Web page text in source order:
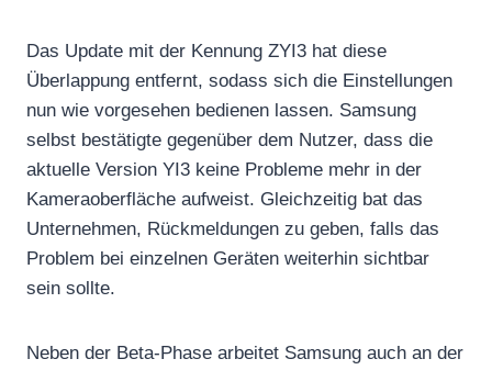
Das Update mit der Kennung ZYI3 hat diese
Überlappung entfernt, sodass sich die Einstellungen
nun wie vorgesehen bedienen lassen. Samsung
selbst bestätigte gegenüber dem Nutzer, dass die
aktuelle Version YI3 keine Probleme mehr in der
Kameraoberfläche aufweist. Gleichzeitig bat das
Unternehmen, Rückmeldungen zu geben, falls das
Problem bei einzelnen Geräten weiterhin sichtbar
sein sollte.
Neben der Beta-Phase arbeitet Samsung auch an der